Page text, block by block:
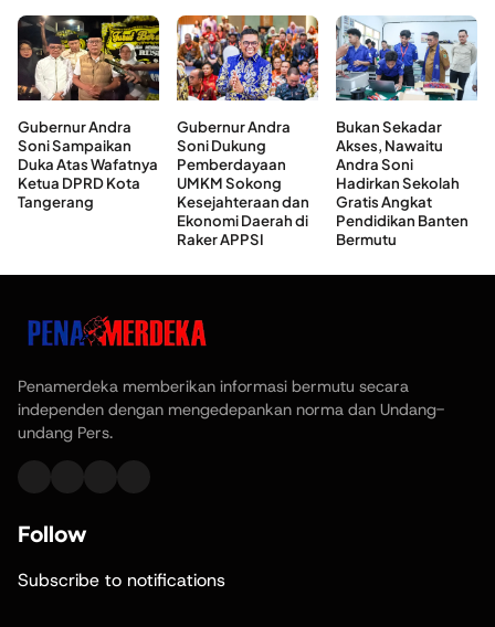
Gubernur Andra
Soni Sampaikan
Duka Atas Wafatnya
Ketua DPRD Kota
Tangerang
Gubernur Andra
Soni Dukung
Pemberdayaan
UMKM Sokong
Kesejahteraan dan
Ekonomi Daerah di
Raker APPSI
Bukan Sekadar
Akses, Nawaitu
Andra Soni
Hadirkan Sekolah
Gratis Angkat
Pendidikan Banten
Bermutu
Penamerdeka memberikan informasi bermutu secara
independen dengan mengedepankan norma dan Undang-
undang Pers.
Follow
Subscribe to notifications